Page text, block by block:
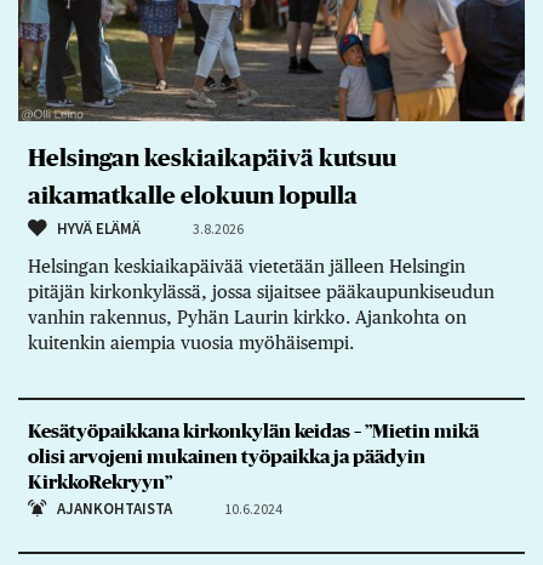
Helsingan keskiaikapäivä kutsuu
aikamatkalle elokuun lopulla
HYVÄ ELÄMÄ 3.8.2026
Helsingan keskiaikapäivää vietetään jälleen Helsingin
pitäjän kirkonkylässä, jossa sijaitsee pääkaupunkiseudun
vanhin rakennus, Pyhän Laurin kirkko. Ajankohta on
kuitenkin aiempia vuosia myöhäisempi.
Kesätyöpaikkana kirkonkylän keidas – ”Mietin mikä
olisi arvojeni mukainen työpaikka ja päädyin
KirkkoRekryyn”
AJANKOHTAISTA 10.6.2024